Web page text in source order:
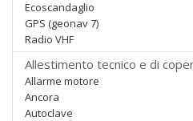
Ecoscandaglio
GPS (geonav 7)
Radio VHF
Allestimento tecnico e di
Allarme motore
Ancora
Autoclave